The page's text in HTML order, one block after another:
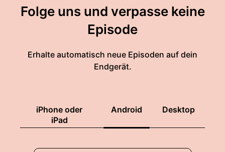
Folge uns und verpasse keine
Episode
Erhalte automatisch neue Episoden auf dein
Endgerät.
iPhone oder
iPad
Android Desktop